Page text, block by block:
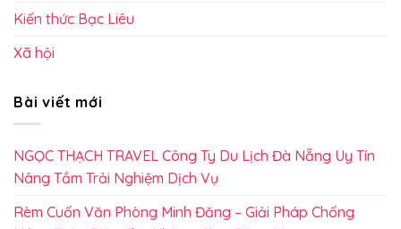
Kiến thức Bạc Liêu
Xã hội
Bài viết mới
NGỌC THẠCH TRAVEL Công Ty Du Lịch Đà Nẵng Uy Tín
Nâng Tầm Trải Nghiệm Dịch Vụ
Rèm Cuốn Văn Phòng Minh Đăng – Giải Pháp Chống